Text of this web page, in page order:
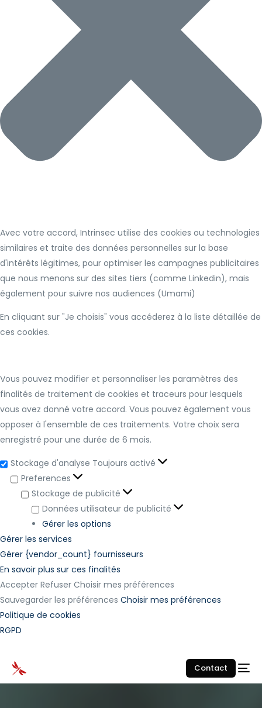
Avec votre accord, Intrinsec utilise des cookies ou technologies
similaires et traite des données personnelles sur la base
d'intérêts légitimes, pour optimiser les campagnes publicitaires
que nous menons sur des sites tiers (comme Linkedin), mais
également pour suivre nos audiences (Umami)
En cliquant sur "Je choisis" vous accéderez à la liste détaillée de
ces cookies.
Vous pouvez modifier et personnaliser les paramètres des
finalités de traitement de cookies et traceurs pour lesquels
vous avez donné votre accord. Vous pouvez également vous
opposer à l'ensemble de ces traitements. Votre choix sera
enregistré pour une durée de 6 mois.
Stockage d'analyse Toujours activé
Preferences
Stockage de publicité
Données utilisateur de publicité
Gérer les options
Gérer les services
Gérer {vendor_count} fournisseurs
En savoir plus sur ces finalités
Accepter Refuser Choisir mes préférences
Sauvegarder les préférences Choisir mes préférences
Politique de cookies
RGPD
Contact